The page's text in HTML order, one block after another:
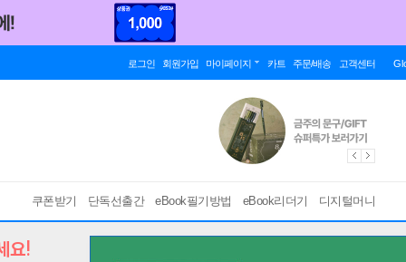
로그인 회원가입 마이페이지 카트 주문/배송 고객센터
쿠폰받기 단독선출간 eBook필기방법 eBook리더기 디지털머니
요!